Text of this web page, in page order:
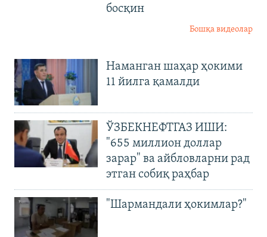
босқин
Бошқа видеолар
Наманган шаҳар ҳокими
11 йилга қамалди
ЎЗБЕКНЕФТГАЗ ИШИ:
"655 миллион доллар
зарар" ва айбловларни рад
этган собиқ раҳбар
"Шармандали ҳокимлар?"